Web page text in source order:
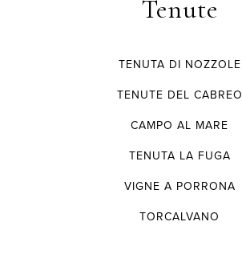
Tenute
TENUTA DI NOZZOLE
TENUTE DEL CABREO
CAMPO AL MARE
TENUTA LA FUGA
VIGNE A PORRONA
TORCALVANO